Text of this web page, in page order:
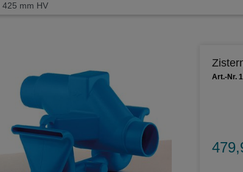
mm HV
Art.-Nr.